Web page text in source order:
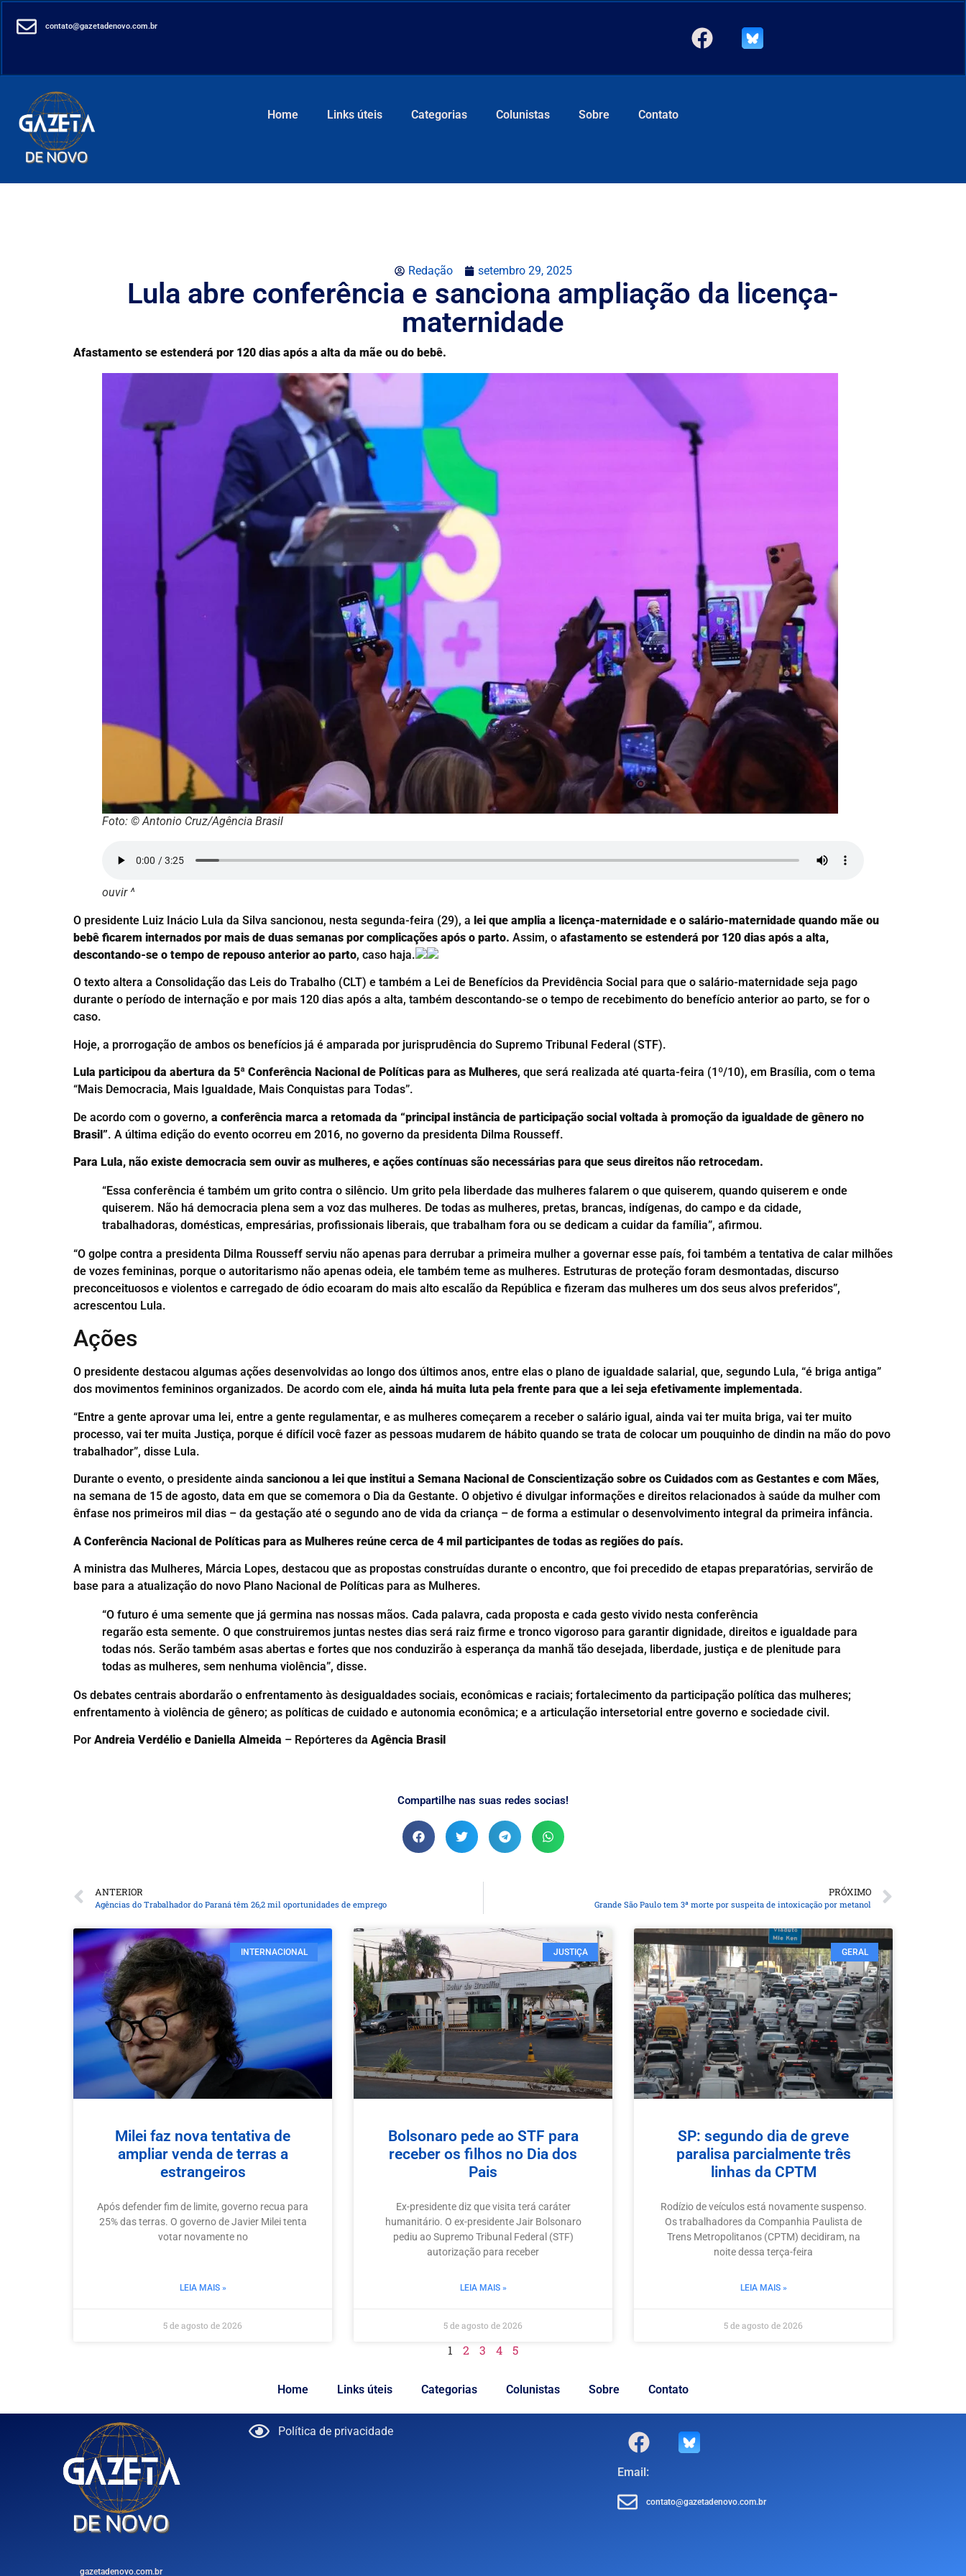
contato@gazetadenovo.com.br
Home Links úteis Categorias Colunistas Sobre Contato
Redação setembro 29, 2025
Lula abre conferência e sanciona ampliação da licença-
maternidade
Afastamento se estenderá por 120 dias após a alta da mãe ou do bebê.
Foto: © Antonio Cruz/Agência Brasil
ouvir ^
O presidente Luiz Inácio Lula da Silva sancionou, nesta segunda-feira (29), a lei que amplia a licença-maternidade e o salário-maternidade quando mãe ou
bebê ficarem internados por mais de duas semanas por complicações após o parto. Assim, o afastamento se estenderá por 120 dias após a alta,
descontando-se o tempo de repouso anterior ao parto, caso haja.
O texto altera a Consolidação das Leis do Trabalho (CLT) e também a Lei de Benefícios da Previdência Social para que o salário-maternidade seja pago
durante o período de internação e por mais 120 dias após a alta, também descontando-se o tempo de recebimento do benefício anterior ao parto, se for o
caso.
Hoje, a prorrogação de ambos os benefícios já é amparada por jurisprudência do Supremo Tribunal Federal (STF).
Lula participou da abertura da 5ª Conferência Nacional de Políticas para as Mulheres, que será realizada até quarta-feira (1º/10), em Brasília, com o tema
“Mais Democracia, Mais Igualdade, Mais Conquistas para Todas”.
De acordo com o governo, a conferência marca a retomada da “principal instância de participação social voltada à promoção da igualdade de gênero no
Brasil”. A última edição do evento ocorreu em 2016, no governo da presidenta Dilma Rousseff.
Para Lula, não existe democracia sem ouvir as mulheres, e ações contínuas são necessárias para que seus direitos não retrocedam.
“Essa conferência é também um grito contra o silêncio. Um grito pela liberdade das mulheres falarem o que quiserem, quando quiserem e onde
quiserem. Não há democracia plena sem a voz das mulheres. De todas as mulheres, pretas, brancas, indígenas, do campo e da cidade,
trabalhadoras, domésticas, empresárias, profissionais liberais, que trabalham fora ou se dedicam a cuidar da família”, afirmou.
“O golpe contra a presidenta Dilma Rousseff serviu não apenas para derrubar a primeira mulher a governar esse país, foi também a tentativa de calar milhões
de vozes femininas, porque o autoritarismo não apenas odeia, ele também teme as mulheres. Estruturas de proteção foram desmontadas, discurso
preconceituosos e violentos e carregado de ódio ecoaram do mais alto escalão da República e fizeram das mulheres um dos seus alvos preferidos”,
acrescentou Lula.
Ações
O presidente destacou algumas ações desenvolvidas ao longo dos últimos anos, entre elas o plano de igualdade salarial, que, segundo Lula, “é briga antiga”
dos movimentos femininos organizados. De acordo com ele, ainda há muita luta pela frente para que a lei seja efetivamente implementada.
“Entre a gente aprovar uma lei, entre a gente regulamentar, e as mulheres começarem a receber o salário igual, ainda vai ter muita briga, vai ter muito
processo, vai ter muita Justiça, porque é difícil você fazer as pessoas mudarem de hábito quando se trata de colocar um pouquinho de dindin na mão do povo
trabalhador”, disse Lula.
Durante o evento, o presidente ainda sancionou a lei que institui a Semana Nacional de Conscientização sobre os Cuidados com as Gestantes e com Mães,
na semana de 15 de agosto, data em que se comemora o Dia da Gestante. O objetivo é divulgar informações e direitos relacionados à saúde da mulher com
ênfase nos primeiros mil dias – da gestação até o segundo ano de vida da criança – de forma a estimular o desenvolvimento integral da primeira infância.
A Conferência Nacional de Políticas para as Mulheres reúne cerca de 4 mil participantes de todas as regiões do país.
A ministra das Mulheres, Márcia Lopes, destacou que as propostas construídas durante o encontro, que foi precedido de etapas preparatórias, servirão de
base para a atualização do novo Plano Nacional de Políticas para as Mulheres.
“O futuro é uma semente que já germina nas nossas mãos. Cada palavra, cada proposta e cada gesto vivido nesta conferência
regarão esta semente. O que construiremos juntas nestes dias será raiz firme e tronco vigoroso para garantir dignidade, direitos e igualdade para
todas nós. Serão também asas abertas e fortes que nos conduzirão à esperança da manhã tão desejada, liberdade, justiça e de plenitude para
todas as mulheres, sem nenhuma violência”, disse.
Os debates centrais abordarão o enfrentamento às desigualdades sociais, econômicas e raciais; fortalecimento da participação política das mulheres;
enfrentamento à violência de gênero; as políticas de cuidado e autonomia econômica; e a articulação intersetorial entre governo e sociedade civil.
Por Andreia Verdélio e Daniella Almeida – Repórteres da Agência Brasil
Compartilhe nas suas redes socias!
ANTERIOR
Agências do Trabalhador do Paraná têm 26,2 mil oportunidades de emprego
PRÓXIMO
Grande São Paulo tem 3ª morte por suspeita de intoxicação por metanol
INTERNACIONAL
Milei faz nova tentativa de
ampliar venda de terras a
estrangeiros
Após defender fim de limite, governo recua para
25% das terras. O governo de Javier Milei tenta
votar novamente no
LEIA MAIS »
5 de agosto de 2026
JUSTIÇA
Bolsonaro pede ao STF para
receber os filhos no Dia dos
Pais
Ex-presidente diz que visita terá caráter
humanitário. O ex-presidente Jair Bolsonaro
pediu ao Supremo Tribunal Federal (STF)
autorização para receber
LEIA MAIS »
5 de agosto de 2026
GERAL
SP: segundo dia de greve
paralisa parcialmente três
linhas da CPTM
Rodízio de veículos está novamente suspenso.
Os trabalhadores da Companhia Paulista de
Trens Metropolitanos (CPTM) decidiram, na
noite dessa terça-feira
LEIA MAIS »
5 de agosto de 2026
1 2 3 4 5
Home Links úteis Categorias Colunistas Sobre Contato
gazetadenovo.com.br
Política de privacidade
Email:
contato@gazetadenovo.com.br